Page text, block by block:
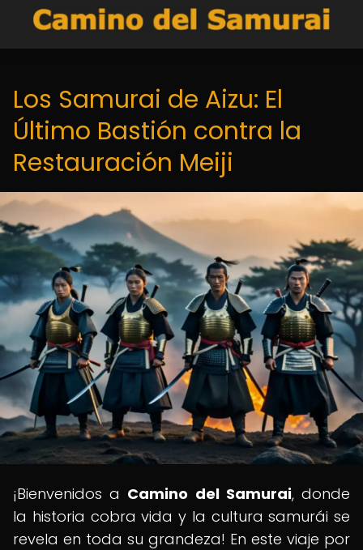
Los Samurai de Aizu: El
Último Bastión contra la
Restauración Meiji
¡Bienvenidos a Camino del Samurai, donde
la historia cobra vida y la cultura samurái se
revela en toda su grandeza! En este viaje por